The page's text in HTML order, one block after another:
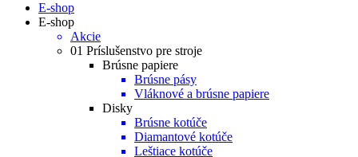
E-shop
E-shop
Akcie
01 Príslušenstvo pre stroje
Brúsne papiere
Brúsne pásy
Vláknové a brúsne papiere
Disky
Brúsne kotúče
Diamantové kotúče
Leštiace kotúče